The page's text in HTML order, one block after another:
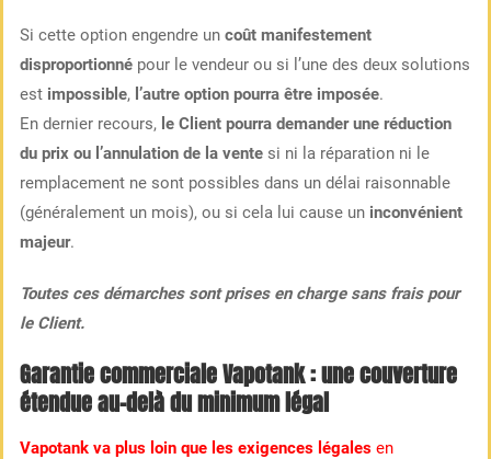
Si cette option engendre un coût manifestement
disproportionnépour le vendeur ou si l’une des deux solutions
est impossible, l’autre option pourra être imposée.
En dernier recours, le Client pourra demander une réduction
du prix ou l’annulation de la ventesi ni la réparation ni le
remplacement ne sont possibles dans un délai raisonnable
(généralement un mois), ou si cela lui cause un inconvénient
majeur.
Toutes ces démarches sont prises en charge sans frais pour
le Client.
Garantie commerciale Vapotank : une couverture
étendue au-delà du minimum légal
Vapotank va plus loin que les exigences légalesen